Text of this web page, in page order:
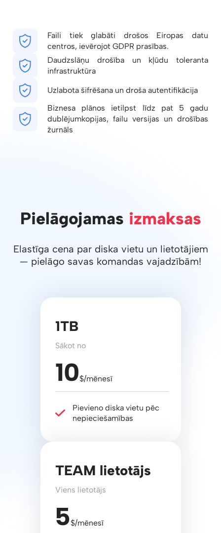
Faili tiek glabāti drošos Eiropas datu
centros, ievērojot GDPR prasības.
Daudzslāņu drošība un kļūdu toleranta
infrastruktūra
Uzlabota šifrēšana un droša autentifikācija
Biznesa plānos ietilpst līdz pat 5 gadu
dublējumkopijas, failu versijas un drošības
žurnāls
Pielāgojamas izmaksas
Elastīga cena par diska vietu un lietotājiem
— pielāgo savas komandas vajadzībām!
1TB
Sākot no
10$/mēnesī
Pievieno diska vietu pēc
nepieciešamības
TEAM lietotājs
Viens lietotājs
5$/mēnesī